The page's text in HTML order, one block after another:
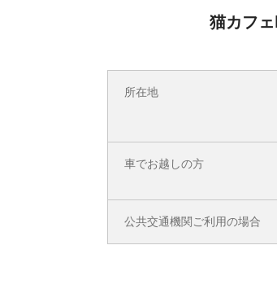
※店内ご撮影時は、フラッシュ
猫カフ
所在地
車でお越しの方
公共交通機関ご利用の場合